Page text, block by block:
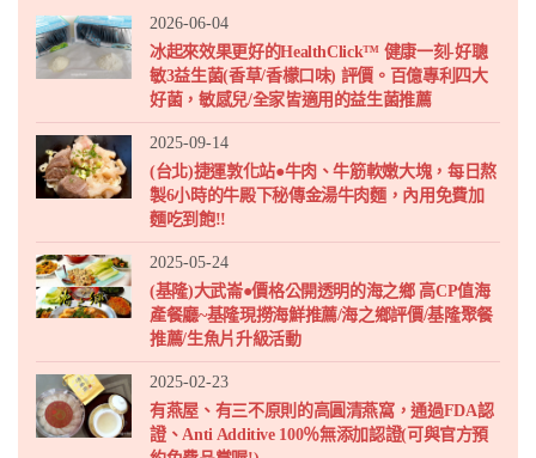
2026-06-04
冰起來效果更好的HealthClick™ 健康一刻-好聰
敏3益生菌(香草/香檬口味) 評價。百億專利四大
好菌，敏感兒/全家皆適用的益生菌推薦
2025-09-14
(台北)捷運敦化站●牛肉、牛筋軟嫩大塊，每日熬
製6小時的牛殿下秘傳金湯牛肉麵，內用免費加
麵吃到飽!!
2025-05-24
(基隆)大武崙●價格公開透明的海之鄉 高CP值海
產餐廳~基隆現撈海鮮推薦/海之鄉評價/基隆聚餐
推薦/生魚片升級活動
2025-02-23
有燕屋、有三不原則的高圓清燕窩，通過FDA認
證、Anti Additive 100％無添加認證(可與官方預